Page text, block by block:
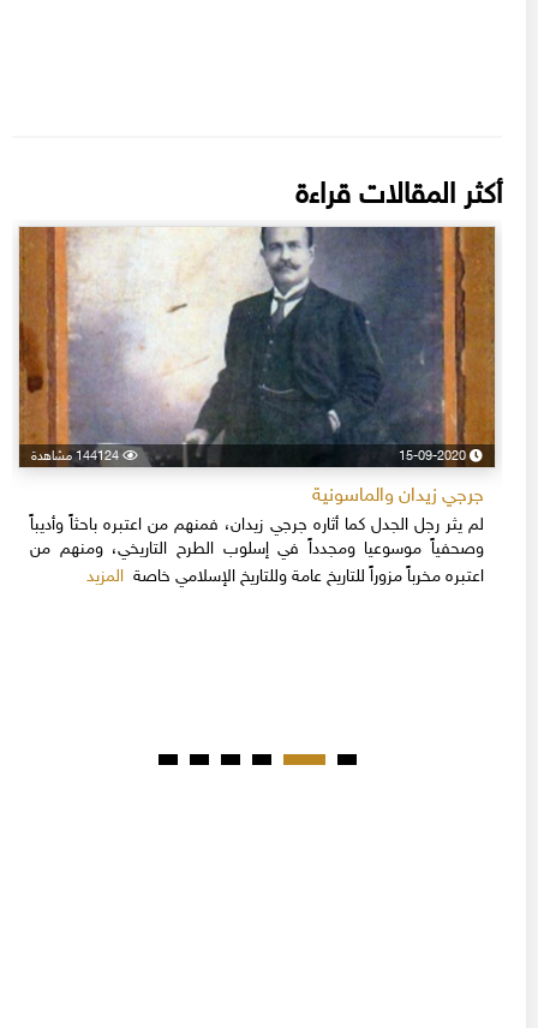
أكثر المقالات قراءة
15-09-2020 144124 مشاهدة
جرجي زيدان والماسونية
لم يثر رجل الجدل كما أثاره جرجي زيدان، فمنهم من اعتبره باحثاً وأديباً
وصحفياً موسوعيا ومجدداً في إسلوب الطرح التاريخي، ومنهم من
اعتبره مخرباً مزوراً للتاريخ عامة وللتاريخ الإسلامي خاصةالمزيد